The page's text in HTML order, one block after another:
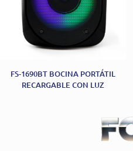
FS-1690BT BOCINA PORTÁTIL
RECARGABLE CON LUZ